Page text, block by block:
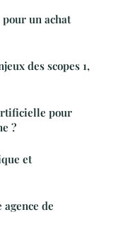
un achat
des scopes 1,
pour
?
et
de